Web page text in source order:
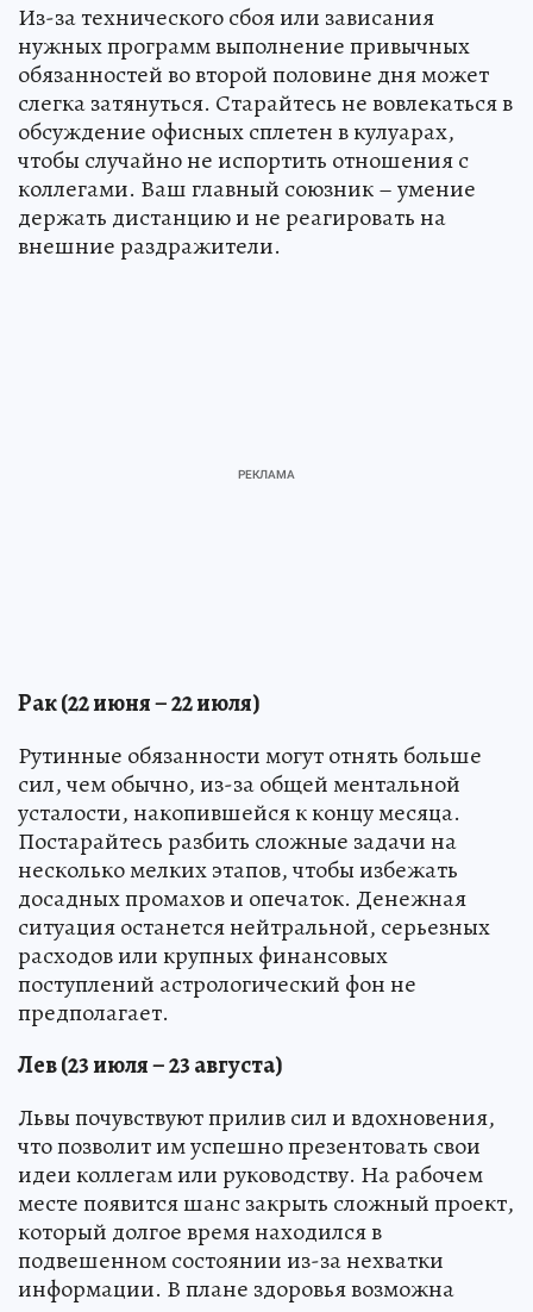
Из-за технического сбоя или зависания
нужных программ выполнение привычных
обязанностей во второй половине дня может
слегка затянуться. Старайтесь не вовлекаться в
обсуждение офисных сплетен в кулуарах,
чтобы случайно не испортить отношения с
коллегами. Ваш главный союзник – умение
держать дистанцию и не реагировать на
внешние раздражители.
Рак (22 июня – 22 июля)
Рутинные обязанности могут отнять больше
сил, чем обычно, из-за общей ментальной
усталости, накопившейся к концу месяца.
Постарайтесь разбить сложные задачи на
несколько мелких этапов, чтобы избежать
досадных промахов и опечаток. Денежная
ситуация останется нейтральной, серьезных
расходов или крупных финансовых
поступлений астрологический фон не
предполагает.
Лев (23 июля – 23 августа)
Львы почувствуют прилив сил и вдохновения,
что позволит им успешно презентовать свои
идеи коллегам или руководству. На рабочем
месте появится шанс закрыть сложный проект,
который долгое время находился в
подвешенном состоянии из-за нехватки
информации. В плане здоровья возможна